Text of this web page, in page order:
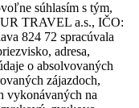
súhlasím s tým,
TRAVEL a.s., IČO:
824 72 spracúvala
adresa,
o absolvovaných
zájazdoch,
vykonávaných na